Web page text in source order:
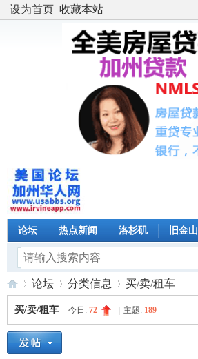
设为首页 收藏本站
论坛 热点新闻 洛杉矶 旧金山
美»
论坛 分类信息 买/卖/租车
买/卖/租车 今日: 72 主题: 189